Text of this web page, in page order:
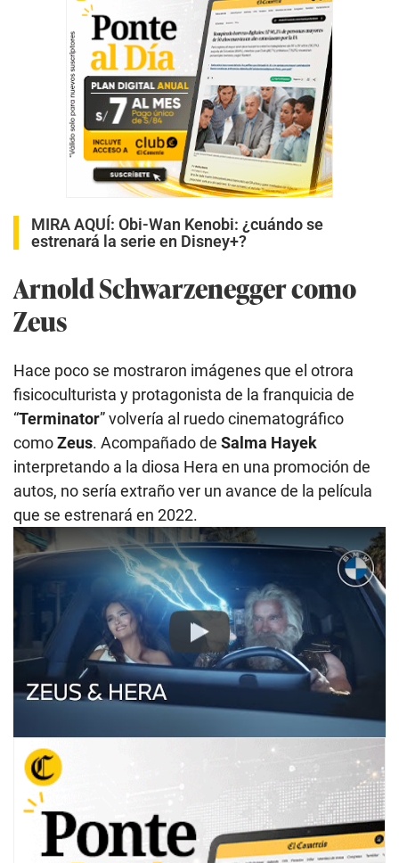
MIRA AQUÍ: Obi-Wan Kenobi: ¿cuándo se
estrenará la serie en Disney+?
Arnold Schwarzenegger como
Zeus
Hace poco se mostraron imágenes que el otrora
fisicoculturista y protagonista de la franquicia de
“Terminator” volvería al ruedo cinematográfico
comoZeus. Acompañado de Salma Hayek
interpretando a la diosa Hera en una promoción de
autos, no sería extraño ver un avance de la película
que se estrenará en 2022.
Play